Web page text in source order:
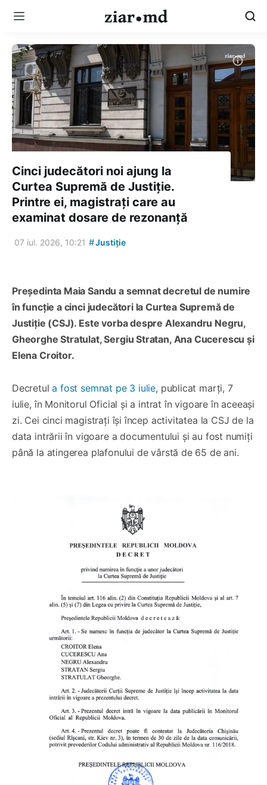
Cinci judecători noi ajung la
Curtea Supremă de Justiție.
Printre ei, magistrați care au
examinat dosare de rezonanță
07 iul. 2026, 10:21 #Justiție
Președinta Maia Sandu a semnat decretul de numire
în funcție a cinci judecători la Curtea Supremă de
Justiție (CSJ). Este vorba despre Alexandru Negru,
Gheorghe Stratulat, Sergiu Stratan, Ana Cucerescu și
Elena Croitor.
Decretula fost semnat pe 3 iulie, publicat marți, 7
iulie, în Monitorul Oficial și a intrat în vigoare în aceeași
zi. Cei cinci magistrați își încep activitatea la CSJ de la
data intrării în vigoare a documentului și au fost numiți
până la atingerea plafonului de vârstă de 65 de ani.